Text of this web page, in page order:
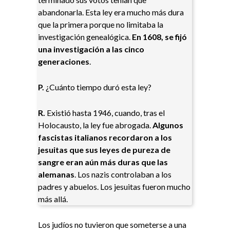
abandonarla. Esta ley era mucho más dura
que la primera porque no limitaba la
investigación genealógica. En 1608, se fijó
una investigación a las cinco
generaciones.
P. ¿Cuánto tiempo duró esta ley?
R. Existió hasta 1946, cuando, tras el
Holocausto, la ley fue abrogada.Algunos
fascistas italianos recordaron a los
jesuitas que sus leyes de pureza de
sangre eran aún más duras que las
alemanas. Los nazis controlaban a los
padres y abuelos. Los jesuitas fueron mucho
más allá.
Los judíos no tuvieron que someterse a una